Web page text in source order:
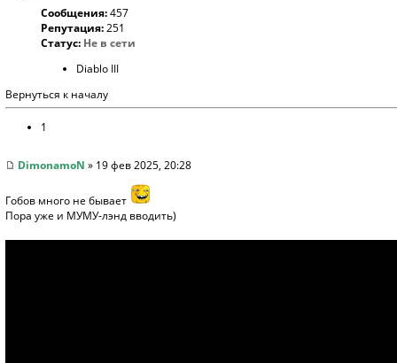
Сообщения:457
Репутация:251
Статус: Не в сети
Diablo III
Вернуться к началу
1
DimonamoN » 19 фев 2025, 20:28
Гобов много не бывает
Пора уже и МУМУ-лэнд вводить)